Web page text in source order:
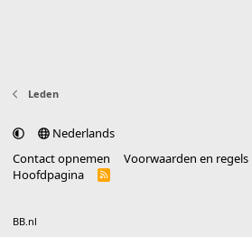
Leden
Nederlands
Contact opnemen
Voorwaarden en regels
Hoofdpagina
R
BB.nl